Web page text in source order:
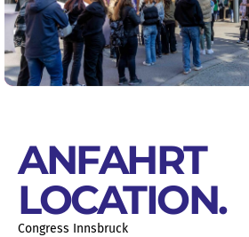
ANFAHRT
LOCATION.
Congress Innsbruck